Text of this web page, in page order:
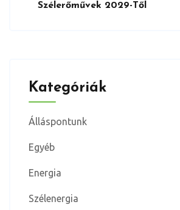
Szélerőművek 2029-Től
Kategóriák
Álláspontunk
Egyéb
Energia
Szélenergia